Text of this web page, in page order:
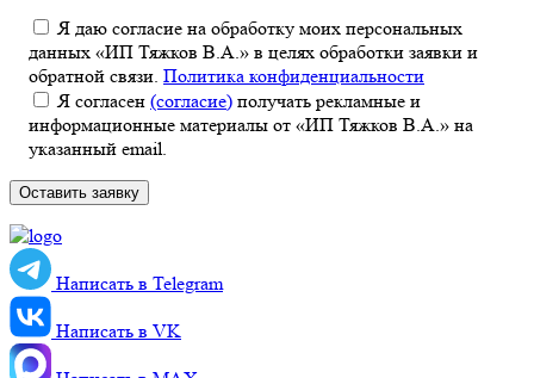
Я даю согласие на обработку моих персональных
данных «ИП Тяжков В.А.» в целях обработки заявки и
обратной связи. Политика конфиденциальности
Я согласен (согласие) получать рекламные и
информационные материалы от «ИП Тяжков В.А.» на
указанный email.
Написать в Telegram
Написать в VK